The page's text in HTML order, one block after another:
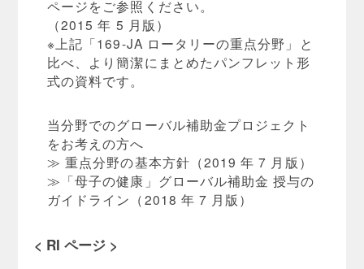
ページをご参照ください。
（2015 年 5 月版）
※上記「169-JA ロータリーの重点分野」と
比べ、より簡潔にまとめたパンフレット形
式の資料です。
当分野でのグローバル補助金プロジェクト
をお考えの方へ
≫ 重点分野の基本方針（2019 年 7 月版）
≫「母子の健康」グローバル補助金 授与の
ガイドライン（2018 年 7 月版）
< RI ページ >